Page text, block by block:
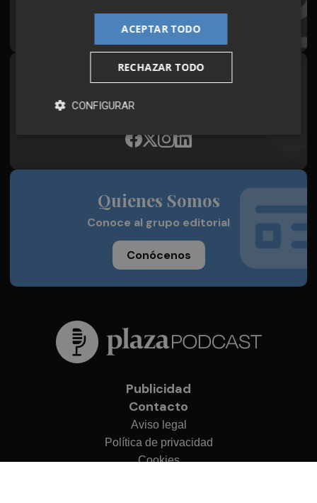
Síguenos en redes
Plaza Podcast, desde cualquier medio
Quienes Somos
Conoce al grupo editorial
Conócenos
Publicidad
Contacto
Aviso legal
Política de privacidad
Cookies
ACEPTAR TODO
RECHAZAR TODO
CONFIGURAR